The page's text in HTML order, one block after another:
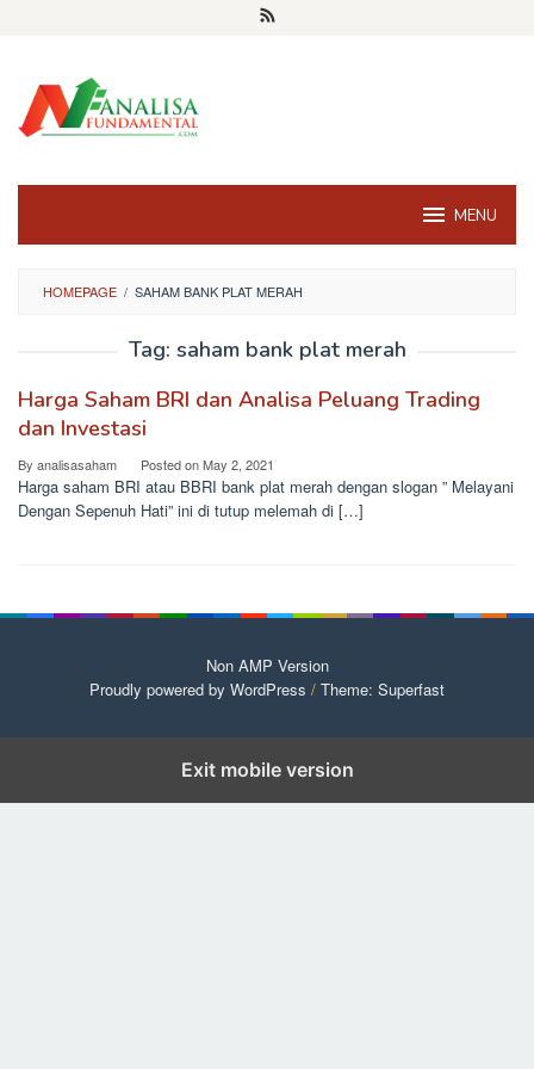
MENU
HOMEPAGE / SAHAM BANK PLAT MERAH
Tag: saham bank plat merah
Harga Saham BRI dan Analisa Peluang Trading
dan Investasi
By analisasaham Posted onMay 2, 2021
Harga saham BRI atau BBRI bank plat merah dengan slogan ” Melayani
Dengan Sepenuh Hati” ini di tutup melemah di […]
Non AMP Version
Proudly powered by WordPress / Theme: Superfast
Exit mobile version